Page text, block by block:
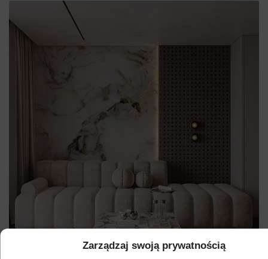
Zarządzaj swoją prywatnością